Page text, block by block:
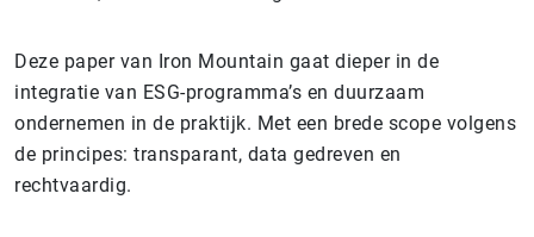
Deze paper van Iron Mountain gaat dieper in de
integratie van ESG-programma’s en duurzaam
ondernemen in de praktijk. Met een brede scope volgens
de principes: transparant, data gedreven en
rechtvaardig.